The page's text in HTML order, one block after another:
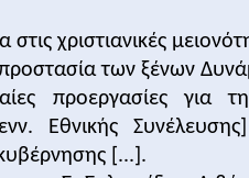
και του τουρανισμού,
] Η δική μας πολιτική, η
εννοώ: θα πρέπει
μας. Επίσης, να
να μην αγωνιζόμαστε για
κόσμου, να επιδιώκουμε
χριστιανικές
των ξένων
προεργασίες για
Εθνικής
[...].